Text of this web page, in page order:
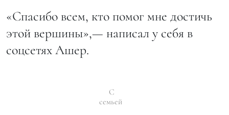
«Спасибо всем, кто помог мне достичь
этой вершины»,— написал у себя в
соцсетях Ашер.
С
семьей